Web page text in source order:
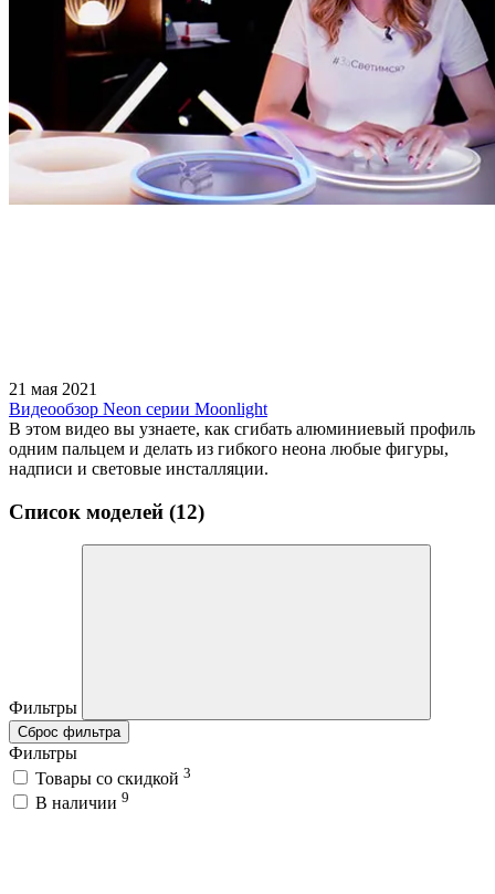
21 мая 2021
Видеообзор Neon серии Moonlight
В этом видео вы узнаете, как сгибать алюминиевый профиль
одним пальцем и делать из гибкого неона любые фигуры,
надписи и световые инсталляции.
Список моделей (12)
Фильтры
Сброс фильтра
Фильтры
Товары со скидкой 3
В наличии 9